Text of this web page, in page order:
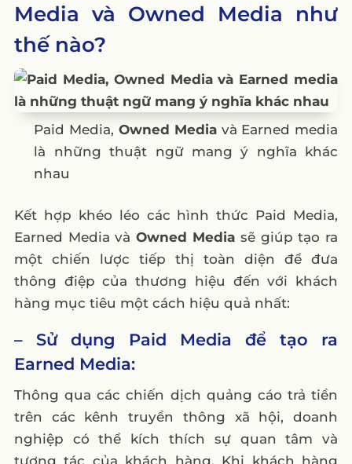
Media và Owned Media như
thế nào?
Paid Media, Owned Mediavà Earned media
là những thuật ngữ mang ý nghĩa khác
nhau
Kết hợp khéo léo các hình thức Paid Media,
Earned Media vàOwned Media sẽ giúp tạo ra
một chiến lược tiếp thị toàn diện để đưa
thông điệp của thương hiệu đến với khách
hàng mục tiêu một cách hiệu quả nhất:
– Sử dụng Paid Media để tạo ra
Earned Media:
Thông qua các chiến dịch quảng cáo trả tiền
trên các kênh truyền thông xã hội, doanh
nghiệp có thể kích thích sự quan tâm và